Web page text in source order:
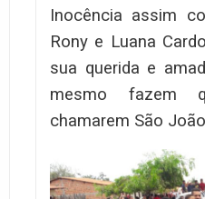
Inocência assim
Rony e Luana
sua querida e
mesmo fazem
chamarem São